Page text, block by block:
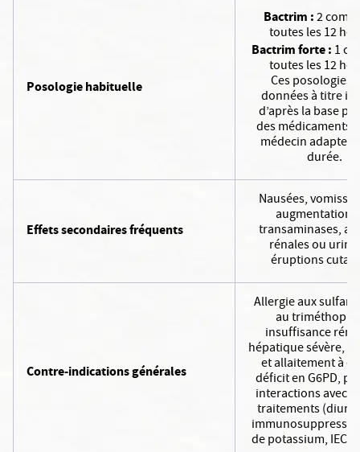
Posologie habituelle
Bactrim :2
toutes les 12
Bactrim forte : 1
toutes les 12
Ces posologies
données à titre
d’après la base
des médicaments :
médecin adapte
durée.
Effets secondaires fréquents
Nausées,
augmentation
transaminases,
rénales ou
éruptions
Contre-indications générales
Allergie aux
au
insuffisance
hépatique sévère,
et allaitement à
déficit en G6PD,
interactions avec
traitements
de potassium, IEC,